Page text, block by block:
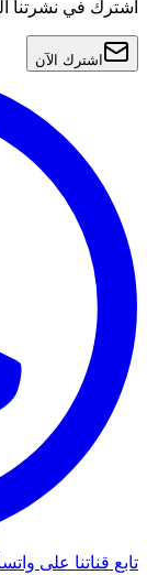
اشترك في نشرتنا
اشترك الآن
تابع قناتنا على